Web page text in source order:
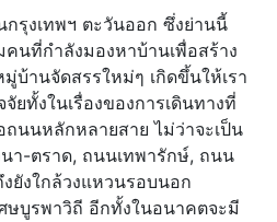
รุงเทพฯ ตะวันออก ซึ่งย่านนี้
นที่กำลังมองหาบ้านเพื่อสร้าง
บ้านจัดสรรใหม่ๆ เกิดขึ้นให้เรา
ยทั้งในเรื่องของการเดินทางที่
ถนนหลักหลายสาย ไม่ว่าจะเป็น
า-ตราด, ถนนเทพารักษ์, ถนน
ยังใกล้วงแหวนรอบนอก
ษบูรพาวิถี อีกทั้งในอนาคตจะมี